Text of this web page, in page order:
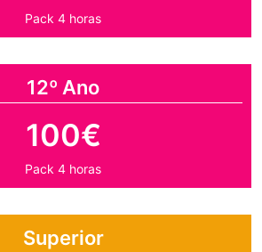
Pack 4 horas
12º Ano
100€
Pack 4 horas
Superior